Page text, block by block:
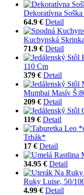
Dekoratívna
64.9 € Detail
Kuchynská
71.9 € Detail
110 Cm
379 € Detail
Mumbai Masív
209 € Detail
119 € Detail
Trhák*
17 € Detail
34.95 € Detail
Ruky Luise, 50/
4.99 € Detail